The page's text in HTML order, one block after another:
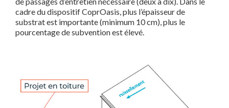
cadre du dispositif CoprOasis, plus l’épaisseur de
substrat est importante (minimum 10 cm), plus le
pourcentage de subvention est élevé.